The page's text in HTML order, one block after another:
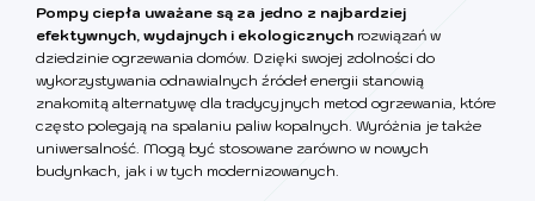
Pompy ciepła uważane są za jedno z najbardziej
efektywnych, wydajnych i ekologicznych rozwiązań w
dziedzinie ogrzewania domów. Dzięki swojej zdolności do
wykorzystywania odnawialnych źródeł energii stanowią
znakomitą alternatywę dla tradycyjnych metod ogrzewania, które
często polegają na spalaniu paliw kopalnych. Wyróżnia je także
uniwersalność. Mogą być stosowane zarówno w nowych
budynkach, jak i w tych modernizowanych.